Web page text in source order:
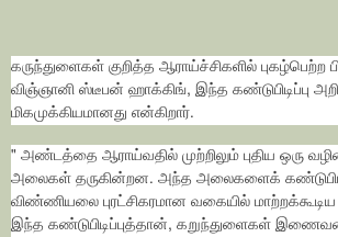
கருந்துளைகள் குறித்த ஆராய்ச்சிகளில் புகழ்பெற்ற
விஞ்ஞானி ஸ்டீபன் ஹாக்கிங், இந்த கண்டுபிடிப்பு
மிகமுக்கியமானது என்கிறார்.
" அண்டத்தை ஆராய்வதில் முற்றிலும் புதிய ஒரு
அலைகள் தருகின்றன. அந்த அலைகளைக்
விண்ணியலை புரட்சிகரமான வகையில்
இந்த கண்டுபிடிப்புத்தான், கறுந்துளைகள்